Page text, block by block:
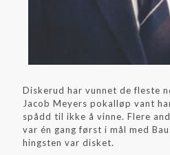
Diskerud har vunnet de fleste
Jacob Meyers pokalløp vant
spådd til ikke å vinne. Flere
var én gang først i mål med
hingsten var disket.